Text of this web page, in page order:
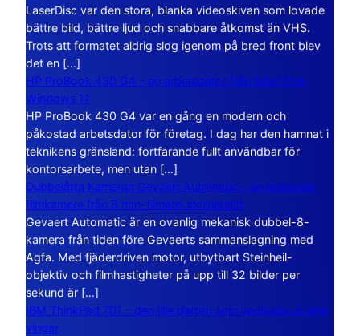
LaserDisc var den stora, blanka videoskivan som lovade
bättre bild, bättre ljud och snabbare åtkomst än VHS.
Trots att formatet aldrig slog igenom på bred front blev
det en […]
HP ProBook 430 G4 – en arbetsdator från tiden före
Windows 11
HP ProBook 430 G4 var en gång en modern och
påkostad arbetsdator för företag. I dag har den hamnat i
teknikens gränsland: fortfarande fullt användbar för
kontorsarbete, men utan […]
Dubbelåtta Kameran Gevaert Automatic – en mekanisk
filmkamera från 8 mm-filmens storhetstid
Gevaert Automatic är en ovanlig mekanisk dubbel-8-
kamera från tiden före Gevaerts sammanslagning med
Agfa. Med fjäderdriven motor, utbytbart Steinheil-
objektiv och filmhastigheter på upp till 32 bilder per
sekund är […]
IBM ThinkPad 701 – den lilla datorn som vecklade ut sina
vingar